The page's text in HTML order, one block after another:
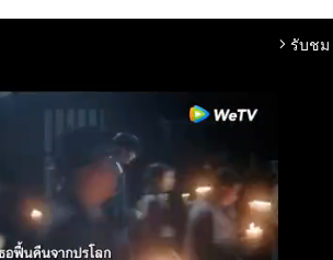
arrow_forward_ios รับชม